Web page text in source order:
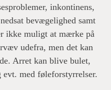
inkontinens,
bevægelighed samt
ikke muligt at mærke på
udefra, men det kan
Arret kan blive bulet,
med føleforstyrrelser.